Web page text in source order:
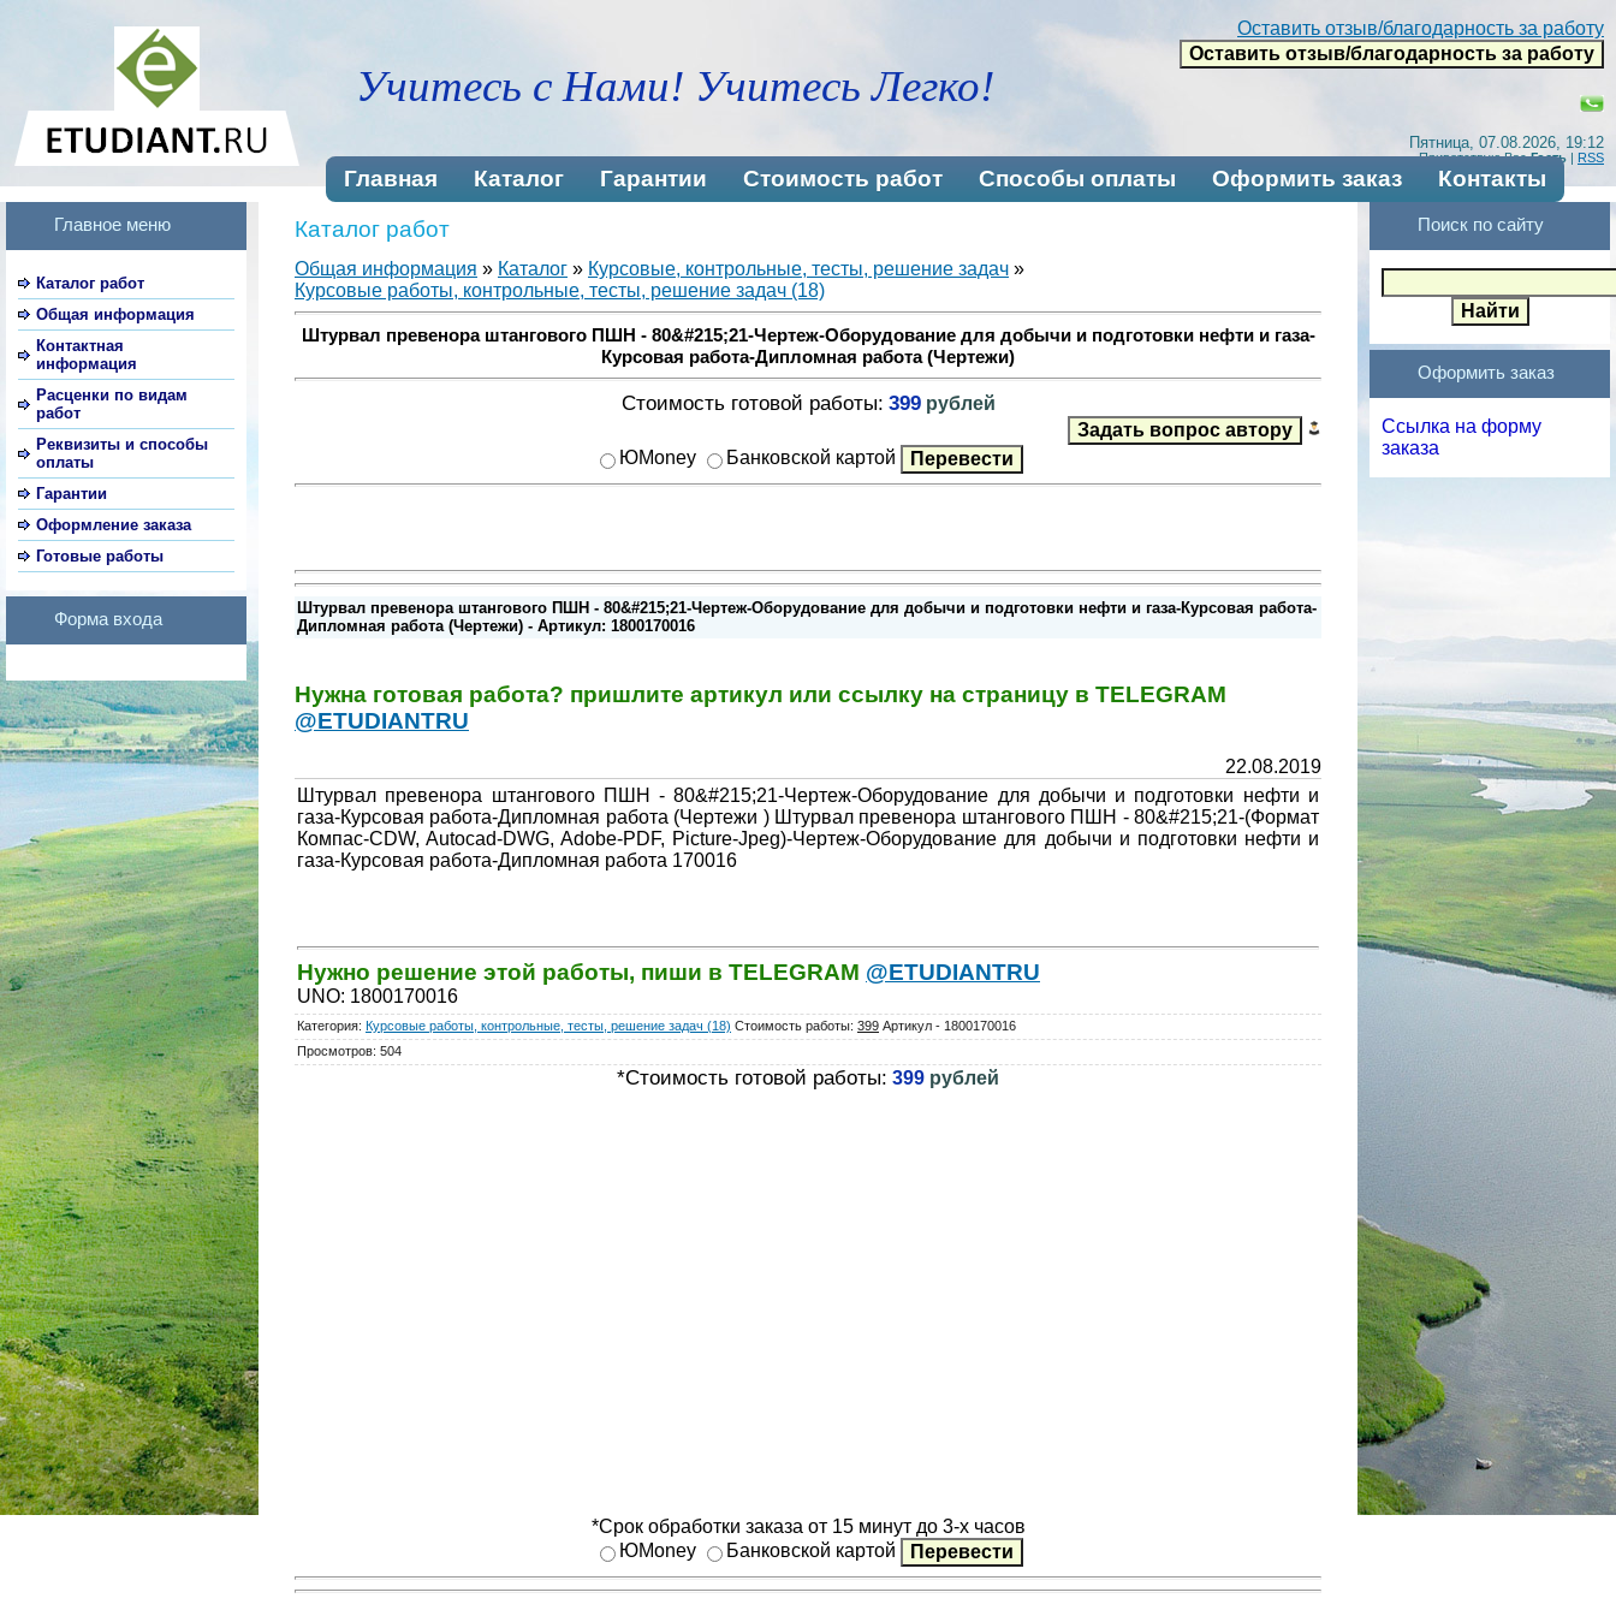
Оставить отзыв/благодарность за работу
Пятница, 07.08.2026, 19:12
Приветствую Вас Гость | RSS
Учитесь с Нами! Учитесь Легко!
Главная Каталог Гарантии Стоимость работ Способы оплаты Оформить заказ Контакты
Главное меню
Каталог работ
Общая информация
Контактная
информация
Расценки по видам
работ
Реквизиты и способы
оплаты
Гарантии
Оформление заказа
Готовые работы
Форма входа
Каталог работ
Общая информация » Каталог » Курсовые, контрольные, тесты, решение задач »
Курсовые работы, контрольные, тесты, решение задач (18)
Штурвал превенора штангового ПШН - 80&#215;21-Чертеж-Оборудование для добычи и подготовки нефти и газа-
Курсовая работа-Дипломная работа (Чертежи)
Стоимость готовой работы: 399 рублей
ЮMoney Банковской картой
Штурвал превенора штангового ПШН - 80&#215;21-Чертеж-Оборудование для добычи и подготовки нефти и газа-Курсовая работа-
Дипломная работа (Чертежи) - Артикул: 1800170016
Нужна готовая работа? пришлите артикул или ссылку на страницу в TELEGRAM
@ETUDIANTRU
22.08.2019
Штурвал превенора штангового ПШН - 80&#215;21-Чертеж-Оборудование для добычи и подготовки нефти и
газа-Курсовая работа-Дипломная работа (Чертежи ) Штурвал превенора штангового ПШН - 80&#215;21-(Формат
Компас-CDW, Autocad-DWG, Adobe-PDF, Picture-Jpeg)-Чертеж-Оборудование для добычи и подготовки нефти и
газа-Курсовая работа-Дипломная работа 170016
Нужно решение этой работы, пиши в TELEGRAM @ETUDIANTRU
UNO: 1800170016
Категория: Курсовые работы, контрольные, тесты, решение задач (18) Стоимость работы: 399 Артикул - 1800170016
Просмотров: 504
*Стоимость готовой работы: 399 рублей
*Срок обработки заказа от 15 минут до 3-х часов
ЮMoney
Банковской картой
Поиск по сайту
Оформить заказ
Ссылка на форму
заказа